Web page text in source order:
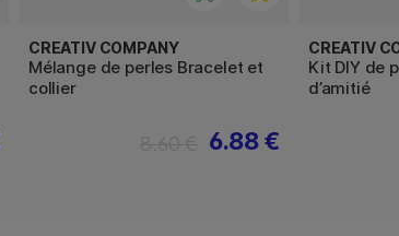
CREATIV COMPANY
Mélange de perles Bracelet et
collier
6.88 €
CREATIV
Kit DIY de
d’amitié